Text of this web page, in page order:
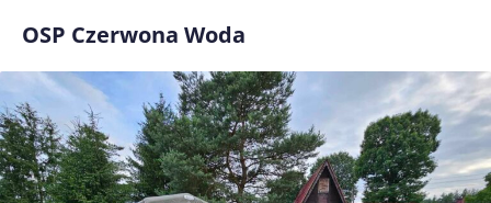
OSP Czerwona Woda